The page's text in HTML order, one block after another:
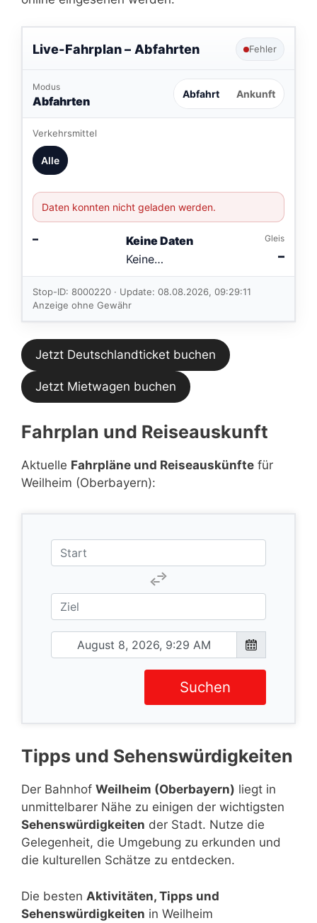
Live-Fahrplan – Abfahrten Fehler
Modus
Abfahrten Abfahrt Ankunft
Verkehrsmittel
Alle
Daten konnten nicht geladen werden.
–
Keine Daten
Keine
Verbindungen
im aktuellen
Feed.
Gleis
–
Stop-ID: 8000220 · Update: 08.08.2026, 09:29:11
Anzeige ohne Gewähr
Jetzt Deutschlandticket buchen
Jetzt Mietwagen buchen
Fahrplan und Reiseauskunft
Aktuelle Fahrpläne und Reiseauskünfte für
Weilheim (Oberbayern):
Suchen
Tipps und Sehenswürdigkeiten
Der Bahnhof Weilheim (Oberbayern) liegt in
unmittelbarer Nähe zu einigen der wichtigsten
Sehenswürdigkeiten der Stadt. Nutze die
Gelegenheit, die Umgebung zu erkunden und
die kulturellen Schätze zu entdecken.
Die besten Aktivitäten, Tipps und
Sehenswürdigkeiten in Weilheim